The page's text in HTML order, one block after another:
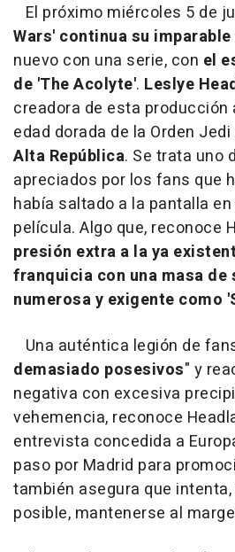
El próximo miércoles 5 de
Wars' continua su
nuevo con una serie, con el
de 'The Acolyte'. Leslye
creadora de esta producción
edad dorada de la Orden
Alta República. Se trata uno
apreciados por los fans que
había saltado a la pantalla
película. Algo que, reconoce
presión extra a la ya
franquicia con una masa de
numerosa y exigente como
Una auténtica legión de
demasiado posesivos" y
negativa con excesiva
vehemencia, reconoce
entrevista concedida a
paso por Madrid para
también asegura que
posible, mantenerse al